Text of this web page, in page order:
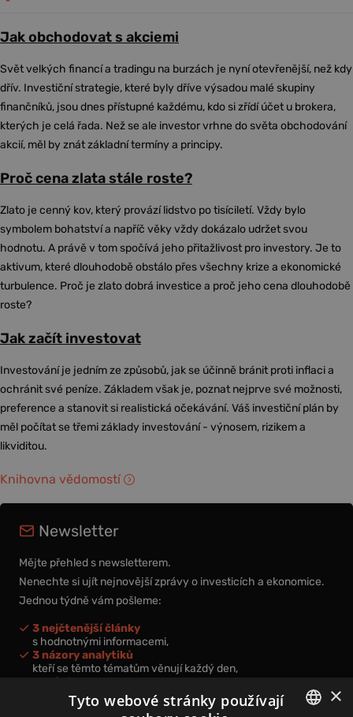
Jak obchodovat s akciemi
Svět velkých financí a tradingu na burzách je nyní otevřenější, než kdy
dřív. Investiční strategie, které byly dříve výsadou malé skupiny
finančníků, jsou dnes přístupné každému, kdo si zřídí účet u brokera,
kterých je celá řada. Než se ale investor vrhne do světa obchodování
akcií, měl by znát základní termíny a principy.
Proč cena zlata stále roste?
Zlato je cenný kov, který provází lidstvo po tisíciletí. Vždy bylo
symbolem bohatství a napříč věky vždy dokázalo udržet svou
hodnotu. A právě v tom spočívá jeho přitažlivost pro investory. Je to
aktivum, které dlouhodobě obstálo přes všechny krize a ekonomické
turbulence. Proč je zlato dobrá investice a proč jeho cena dlouhodobě
roste?
Jak začít investovat
Investování je jedním ze způsobů, jak se účinně bránit proti inflaci a
ochránit své peníze. Základem však je, poznat nejprve své možnosti,
preference a stanovit si realistická očekávání. Váš investiční plán by
měl počítat se třemi základy investování - výnosem, rizikem a
likviditou.
Knihovna vědomostí
Newsletter
Mějte přehled s newsletterem.
Nenechte si ujít nejnovější zprávy o investicích a ekonomice.
Jednou týdně vám pošleme:
3 nejčtenější články
s hodnotnými informacemi,
3 názory analytiků
kteří se těmto tématům věnují každý den,
nová videa a podcasty
k prohloubení vašich znalostí.
×
Tyto webové stránky používají